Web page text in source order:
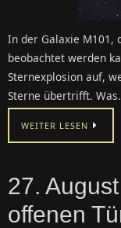
In der Galaxie M101,
beobachtet werden
Sternexplosion auf,
Sterne übertrifft.
WEITER LESEN
27.
offenen